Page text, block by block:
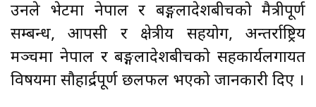
उनले भेटमा नेपाल र बङ्गलादेशबीचको मैत्रीपूर्ण
सम्बन्ध, आपसी र क्षेत्रीय सहयोग, अन्तर्राष्ट्रिय
मञ्चमा नेपाल र बङ्गलादेशबीचको सहकार्यलगायत
विषयमा सौहार्द्रपूर्ण छलफल भएको जानकारी दिए ।